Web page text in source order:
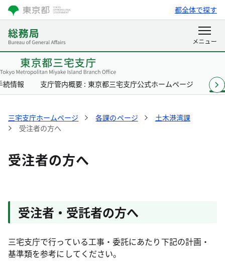
都全体で探す
続情報 支庁管内概要 : 東京都三宅支庁公式ホームページ 各
三宅支庁ホームページ 各課のページ
土木港湾課
受注者の方へ
受注者の方へ
受注者・受託者の方へ
三宅支庁で行っている工事・委託にあたり下記の計画・
基準類を参考にしてください。